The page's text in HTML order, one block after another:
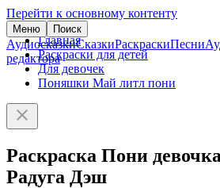
Перейти к основному контенту
Меню Поиск
АудиосказкиСказкиРаскраскиПесни
редактора
Главная
Раскраски для детей
Для девочек
Поняшки Май литл пони
Раскраска Пони
Радуга Дэш